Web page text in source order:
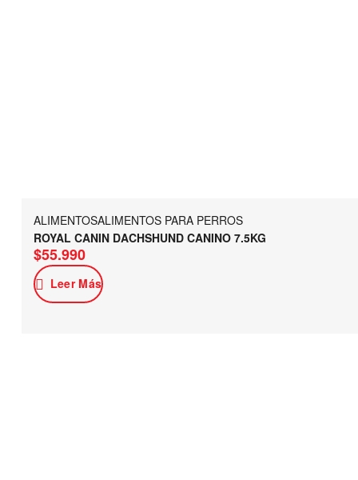
ALIMENTOSALIMENTOS PARA PERROS
ROYAL CANIN DACHSHUND CANINO 7.5KG
$55.990
Leer Más